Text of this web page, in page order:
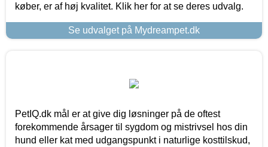
køber, er af høj kvalitet. Klik her for at se deres udvalg.
Se udvalget på Mydreampet.dk
PetIQ.dk mål er at give dig løsninger på de oftest
forekommende årsager til sygdom og mistrivsel hos din
hund eller kat med udgangspunkt i naturlige kosttilskud,